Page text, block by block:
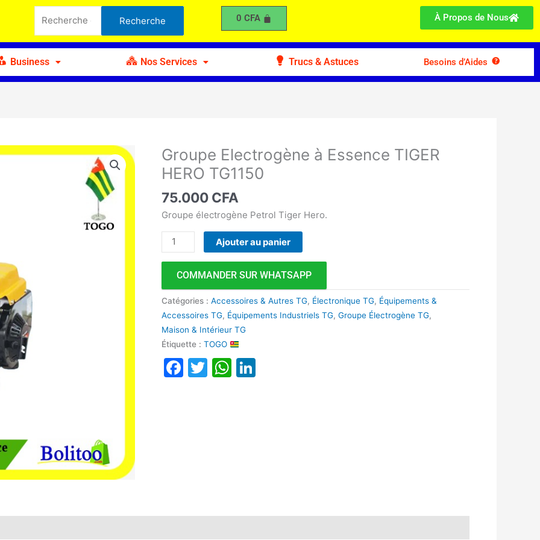
pour :
Recherche 0 CFA À Propos de Nous
Business Nos Services Trucs & Astuces Besoins d’Aides
Groupe Electrogène à Essence TIGER
HERO TG1150
75.000 CFA
Groupe électrogène Petrol Tiger Hero.
quantité
de
Groupe
Electrogène
à
Essence
TIGER
HERO
Ajouter au panier
COMMANDER SUR WHATSAPP
Catégories :Accessoires & Autres TG, Électronique TG, Équipements &
Accessoires TG, Équipements Industriels TG,Groupe Électrogène TG,
Maison & Intérieur TG
Étiquette :TOGO
Facebook
TwitterWhatsApp
Electrogène
TIGER
HERO
TG1150